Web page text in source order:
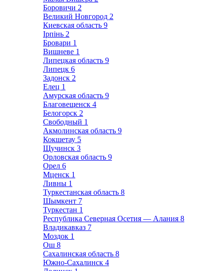
Боровичи 2
Великий Новгород 2
Киевская область 9
Ірпінь 2
Бровари 1
Вишневе 1
Липецкая область 9
Липецк 6
Задонск 2
Елец 1
Амурская область 9
Благовещенск 4
Белогорск 2
Свободный 1
Акмолинская область 9
Кокшетау 5
Щучинск 3
Орловская область 9
Орел 6
Мценск 1
Ливны 1
Туркестанская область 8
Шымкент 7
Туркестан 1
Республика Северная Осетия — Алания 8
Владикавказ 7
Моздок 1
Ош 8
Сахалинская область 8
Южно-Сахалинск 4